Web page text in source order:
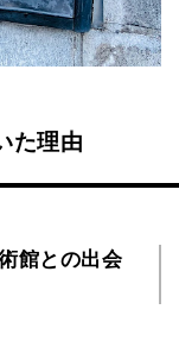
た理由
館との出会